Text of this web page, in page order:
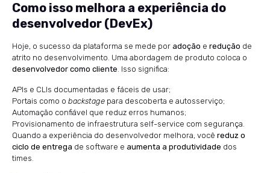
Como isso melhora a experiência do
desenvolvedor (DevEx)
Hoje, o sucesso da plataforma se mede por adoção e redução de
atrito no desenvolvimento. Uma abordagem de produto coloca o
desenvolvedor como cliente. Isso significa:
APIs e CLIs documentadas e fáceis de usar;
Portais como o backstage para descoberta e autosserviço;
Automação confiável que reduz erros humanos;
Provisionamento de infraestrutura self-service com segurança.
Quando a experiência do desenvolvedor melhora, você reduz o
ciclo de entrega de software e aumenta a produtividade dos
times.